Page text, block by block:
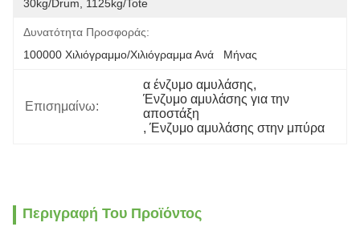
30kg/drum, 1125kg/tote
Δυνατότητα Προσφοράς:
100000 Χιλιόγραμμο/χιλιόγραμμα Ανά   Μήνας
Επισημαίνω:
α ένζυμο αμυλάσης,
Ένζυμο αμυλάσης για την
αποστάξη
, Ένζυμο αμυλάσης στην μπύρα
Περιγραφή Του Προϊόντος